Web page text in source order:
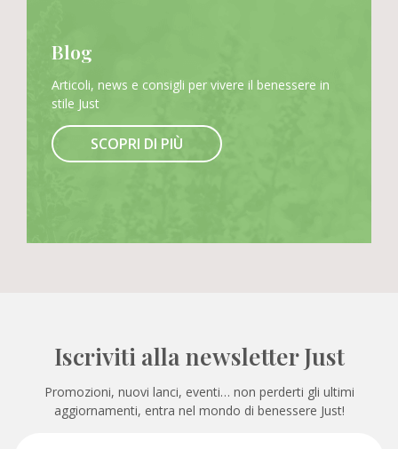
Blog
Articoli, news e consigli per vivere il benessere in
stile Just
SCOPRI DI PIÙ
Iscriviti alla newsletter Just
Promozioni, nuovi lanci, eventi… non perderti gli ultimi
aggiornamenti, entra nel mondo di benessere Just!